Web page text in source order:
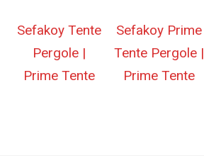
Sefakoy Tente
Pergole |
Prime Tente
Sefakoy Prime
Tente Pergole |
Prime Tente